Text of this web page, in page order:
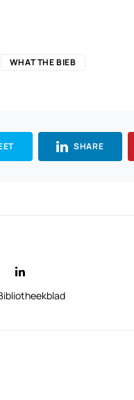
WHAT THE BIEB
SHARE